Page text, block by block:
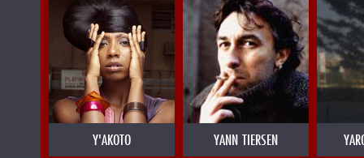
Y'AKOTO YANN TIERSEN